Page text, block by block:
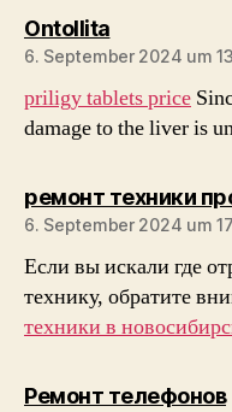
Ontollitasagt:
6. September 2024 um
priligy tablets price
damage to the liver is
ремонт техники
6. September 2024 um
Если вы искали где
технику, обратите
техники в
Ремонт телефонов